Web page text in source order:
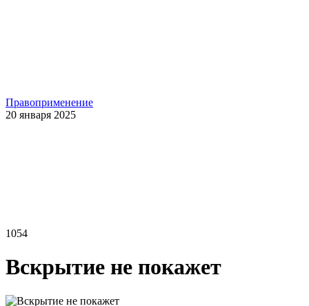
Правоприменение
20 января 2025
1054
Вскрытие не покажет